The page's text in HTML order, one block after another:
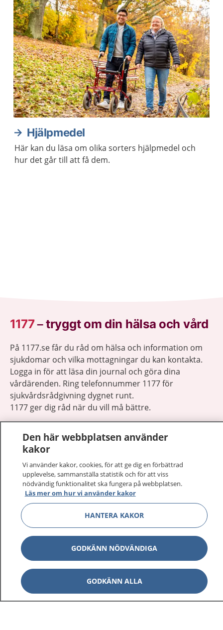
Hjälpmedel
Här kan du läsa om olika sorters hjälpmedel och
hur det går till att få dem.
1177–tryggt om din hälsa och vård
På 1177.se får du råd om hälsa och information om
sjukdomar och vilka mottagningar du kan kontakta.
Logga in för att läsa din journal och göra dina
vårdärenden. Ring telefonnummer 1177 för
sjukvårdsrådgivning dygnet runt.
1177 ger dig råd när du vill må bättre.
1177 på flera språk
Om 1177
Kontakt Visa
Behandling av personuppgifter
Hantering av kakor
Den här webbplatsen använder
kakor
Vi använder kakor, cookies, för att ge dig en förbättrad
upplevelse, sammanställa statistik och för att viss
nödvändig funktionalitet ska fungera på webbplatsen.
Läs mer om hur vi använder kakor
HANTERA KAKOR
GODKÄNN NÖDVÄNDIGA
GODKÄNN ALLA